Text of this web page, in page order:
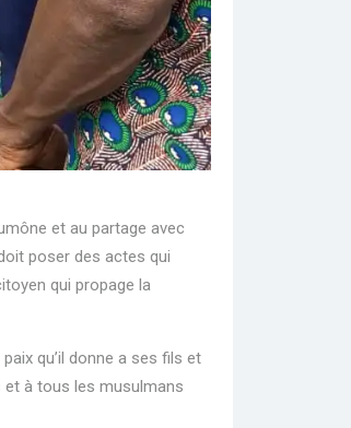
et au partage avec
poser des actes qui
qui propage la
qu’il donne a ses fils et
et à tous les musulmans